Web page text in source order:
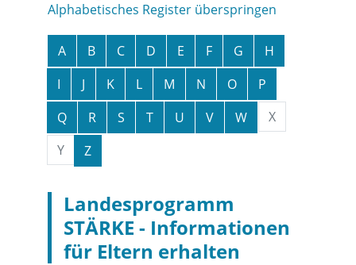
Alphabetisches Register überspringen
A B C D E F G
H
I
J K L M N O
P
Q
R S T U V W
X
Y
Z
Landesprogramm
STÄRKE - Informationen
für Eltern erhalten